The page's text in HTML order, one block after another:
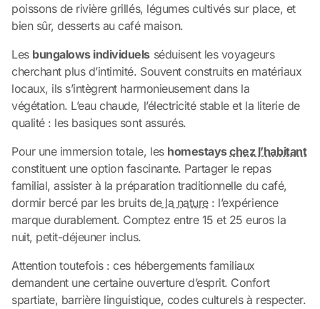
poissons de rivière grillés, légumes cultivés sur place, et
bien sûr, desserts au café maison.
Les bungalows individuels séduisent les voyageurs
cherchant plus d’intimité. Souvent construits en matériaux
locaux, ils s’intègrent harmonieusement dans la
végétation. L’eau chaude, l’électricité stable et la literie de
qualité : les basiques sont assurés.
Pour une immersion totale, les homestayschez l’habitant
constituent une option fascinante. Partager le repas
familial, assister à la préparation traditionnelle du café,
dormir bercé par les bruits dela nature: l’expérience
marque durablement. Comptez entre 15 et 25 euros la
nuit, petit-déjeuner inclus.
Attention toutefois : ces hébergements familiaux
demandent une certaine ouverture d’esprit. Confort
spartiate, barrière linguistique, codes culturels à respecter.